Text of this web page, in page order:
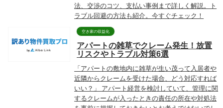
法、交渉のコツ、支払い事例まで詳しく解説。ト
ラブル回避の方法も紹介。今すぐチェック！
空き家の収益化
アパートの雑草でクレーム発生！放置
リスクやトラブル対策6選
「アパートの敷地内に雑草が生い茂って入居者や
近隣からクレームを受けた場合、どう対応すれば
いい？」 アパート経営を検討していて、管理に関
するクレームが入ったときの責任の所在や対処法